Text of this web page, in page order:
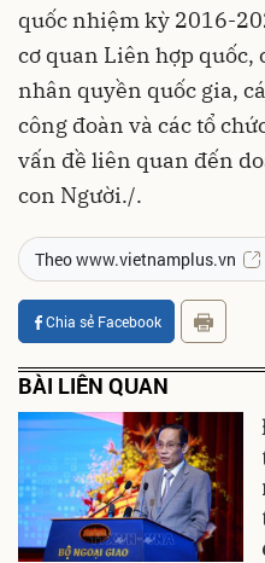
quốc nhiệm kỳ 2016-
cơ quan Liên hợp quốc,
nhân quyền quốc gia,
công đoàn và các tổ
vấn đề liên quan đến
con Người./.
Theo www.vietnamplus.vn
Chia sẻ Facebook
BÀI LIÊN QUAN